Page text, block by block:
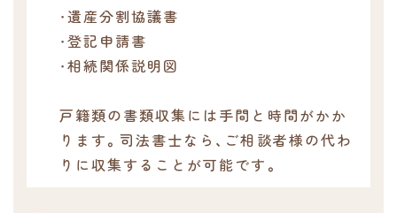
・遺産分割協議書
・登記申請書
・相続関係説明図
戸籍類の書類収集には手間と時間がかか
ります。司法書士なら、ご相談者様の代わ
りに収集することが可能です。